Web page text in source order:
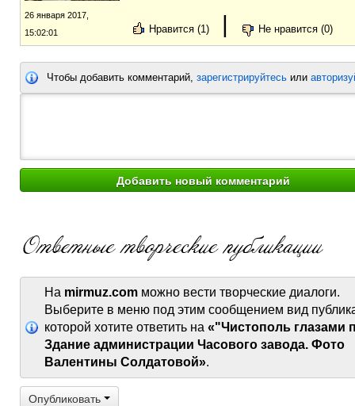
26 января 2017,
15:02:01
Нравится (1) Не нравится (0)
Чтобы добавить комментарий, зарегистрируйтесь или
На mirmuz.com можно вести творческие диалоги.
Выберите в меню под этим сообщением вид
которой хотите ответить на «"Чистополь глазами
Здание администрации Часового завода. Фото
Валентины Солдатовой».
Опубликовать